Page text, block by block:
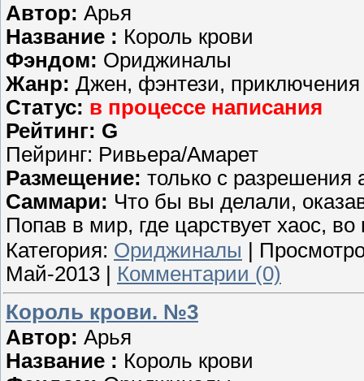
Автор: Арья
Название : Король крови
Фэндом: Ориджиналы
Жанр: Джен, фэнтези, приключения
Статус: в процессе написания
Рейтинг: G
Пейринг: Ривьера/Амарет
Размещение: только с разрешения
Саммари: Что бы вы делали,
Попав в мир, где царствует хаос,
Категория: Ориджиналы |
Май-2013 | Комментарии (0)
Король крови. №3
Автор: Арья
Название : Король крови